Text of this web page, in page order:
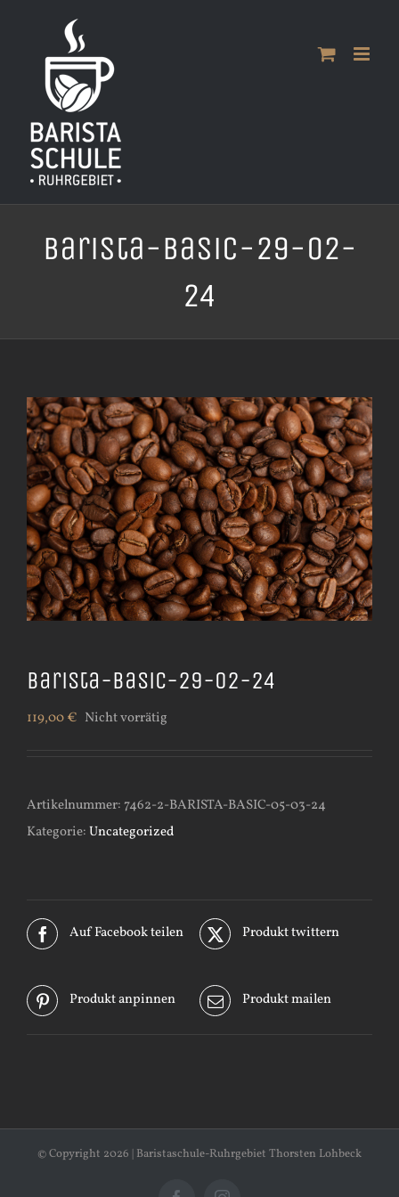
springen
Barista-Basic-29-02-
24
Barista-Basic-29-02-24
119,00€ Nicht vorrätig
Artikelnummer: 7462-2-BARISTA-BASIC-05-03-24
Kategorie:Uncategorized
Auf Facebook teilen Produkt twittern
Produkt anpinnen Produkt mailen
© Copyright 2026 | Baristaschule-Ruhrgebiet Thorsten Lohbeck